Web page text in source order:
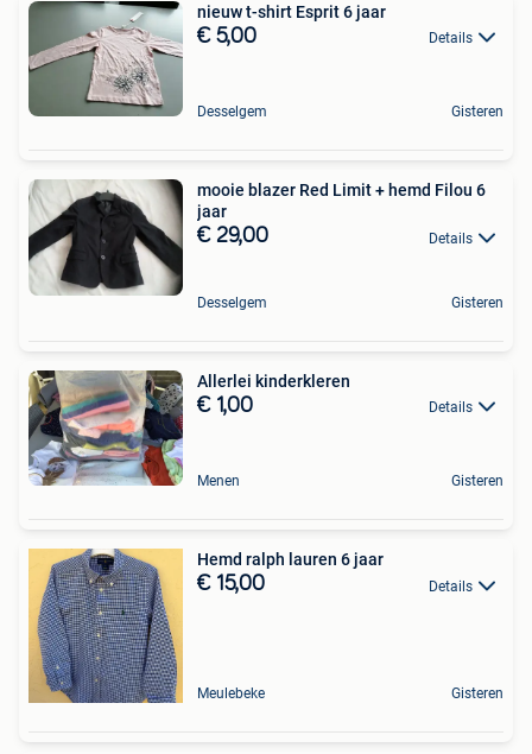
nieuw t-shirt Esprit 6 jaar
€ 5,00 Details
Desselgem Gisteren
mooie blazer Red Limit + hemd Filou 6
jaar
€ 29,00 Details
Desselgem Gisteren
Allerlei kinderkleren
€ 1,00 Details
Menen Gisteren
Hemd ralph lauren 6 jaar
€ 15,00 Details
Meulebeke Gisteren